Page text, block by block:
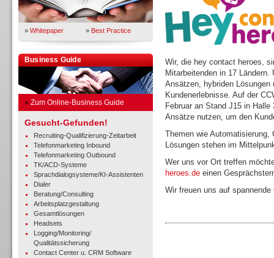
» Whitepaper » Best Practice
Business Guide
» Zum Online-Business Guide
Gesucht-Gefunden!
Recruiting-Qualifizierung-Zeitarbeit
Telefonmarketing Inbound
Telefonmarketing Outbound
TK/ACD-Systeme
Sprachdialogsysteme/KI-Assistenten
Dialer
Beratung/Consulting
Arbeitsplatzgestaltung
Gesamtlösungen
Headsets
Logging/Monitoring/
Qualitätssicherung
Contact Center u. CRM Software
Wir, die hey contact heroes,
Mitarbeitenden in 17
Ansätzen, hybriden Lösungen
Kundenerlebnisse. Auf der
Februar an Stand J15 in
Ansätze nutzen, um den
Themen wie Automatisierung,
Lösungen stehen im
Wer uns vor Ort treffen
heroes.de einen
Wir freuen uns auf spannende